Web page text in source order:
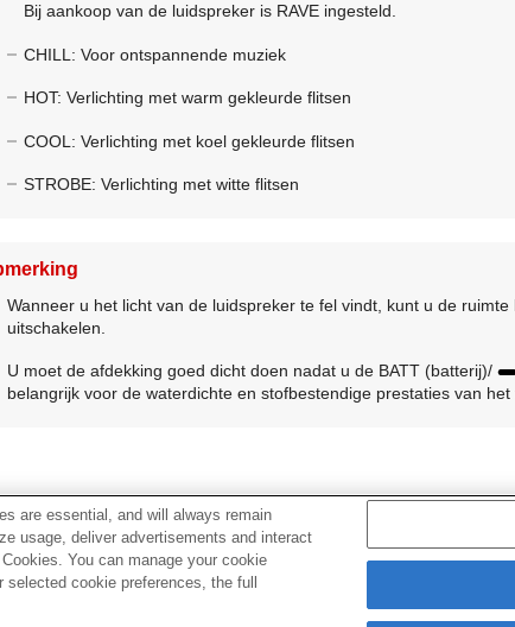
Bij aankoop van de luidspreker is RAVE ingesteld.
CHILL: Voor ontspannende muziek
HOT: Verlichting met warm gekleurde flitsen
COOL: Verlichting met koel gekleurde flitsen
STROBE: Verlichting met witte flitsen
Wanneer u het licht van de luidspreker te fel vindt, kunt u de
uitschakelen.
U moet de afdekking goed dicht doen nadat u de BATT (batterij)/
belangrijk voor de waterdichte en stofbestendige prestaties van het
onderwerp
are essential, and will always remain
usage, deliver advertisements and interact
You can manage your cookie
cookie preferences, the full